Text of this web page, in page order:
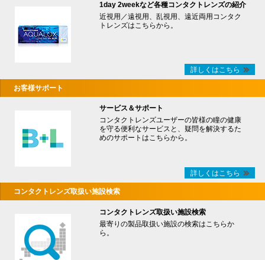
1day 2weekなど各種コンタクトレンズの紹介
近視用／遠視用、乱視用、遠近両用コンタク
トレンズはこちらから。
詳しくはこちら
お客様サポート
サービス＆サポート
コンタクトレンズユーザーの皆様の瞳の健康
を守る便利なサービスと、疑問を解決するた
めのサポートはこちらから。
詳しくはこちら
コンタクトレンズ取扱い施設検索
コンタクトレンズ取扱い施設検索
最寄りの製品取扱い施設の検索はこちらか
ら。